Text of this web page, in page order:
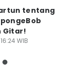
tentang
Gitar!
WIB